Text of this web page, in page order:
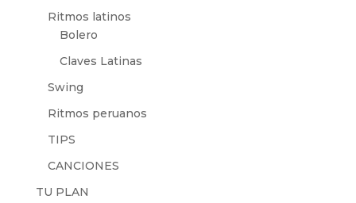
Ritmos latinos
Bolero
Claves Latinas
Swing
Ritmos peruanos
TIPS
CANCIONES
TU PLAN